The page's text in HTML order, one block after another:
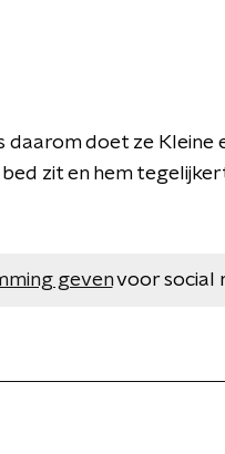
doet ze Kleine
zit en hem
gevenvoor social